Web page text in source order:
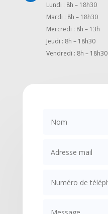
Lundi : 8h – 18h30
Mardi : 8h – 18h30
Mercredi : 8h – 13h
Jeudi : 8h – 18h30
Vendredi : 8h – 18h30